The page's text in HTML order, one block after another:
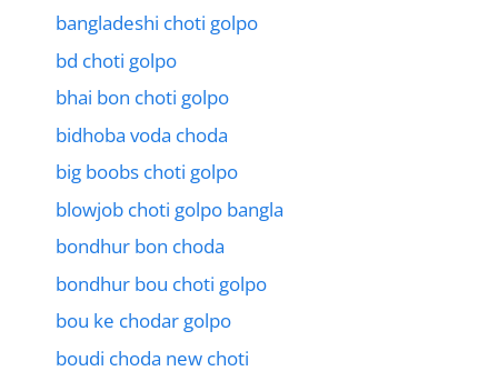
bangladeshi choti golpo
bd choti golpo
bhai bon choti golpo
bidhoba voda choda
big boobs choti golpo
blowjob choti golpo bangla
bondhur bon choda
bondhur bou choti golpo
bou ke chodar golpo
boudi choda new choti